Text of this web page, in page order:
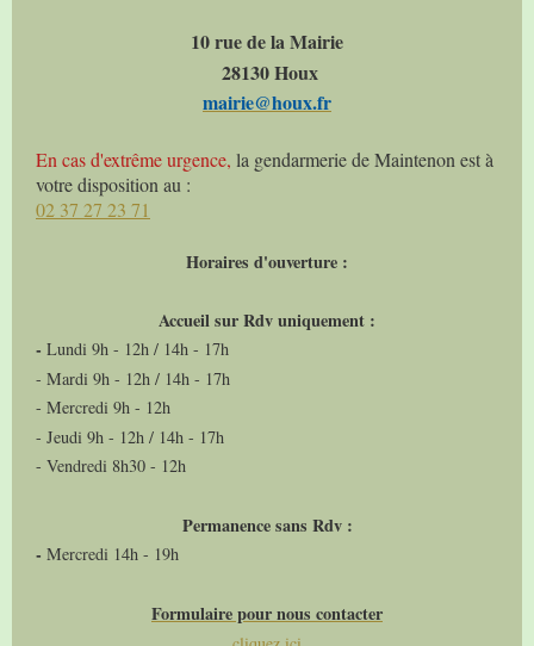
10 rue de la Mairie
28130 Houx
mairie@houx.fr
En cas d'extrême urgence, la gendarmerie de Maintenon est à
votre disposition au :
02 37 27 23 71
Horaires d'ouverture :
Accueil sur Rdv uniquement :
- Lundi 9h - 12h / 14h - 17h
- Mardi 9h - 12h / 14h - 17h
- Mercredi 9h - 12h
- Jeudi 9h - 12h / 14h - 17h
- Vendredi 8h30 - 12h
Permanence sans Rdv :
- Mercredi 14h - 19h
Formulaire pour nous contacter